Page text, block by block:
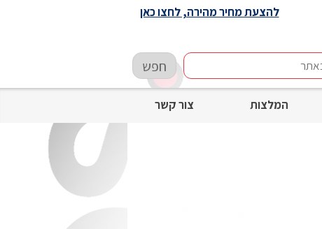
המלצות צור קשר
חפש
להצעת מחיר מהירה, לחצו כאן